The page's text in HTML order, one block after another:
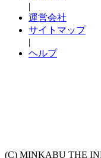
|
運営会社
サイトマップ
|
ヘルプ
(C) MINKABU THE